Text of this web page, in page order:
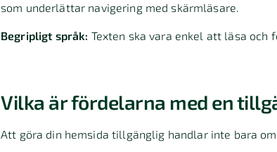
som underlättar navigering med skärmläsare.
Begripligt språk: Texten ska vara enkel att läsa och
Vilka är fördelarna med en
Att göra din hemsida tillgänglig handlar inte bara